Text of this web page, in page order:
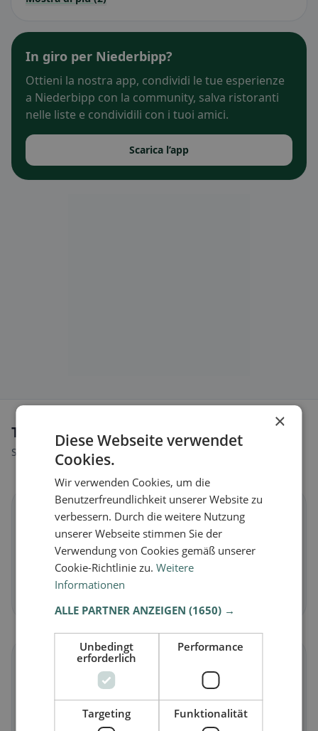
In giro per Niederbipp?
Ottieni la nostra app, condividi le tue esperienze
a Niederbipp con la community, salva ristoranti
nelle liste e condividili con i tuoi amici.
Scarica l’app
Tipi di alimentazione a Niederbipp
Scopri ristoranti adatti al tuo stile alimentare.
🌱
Veganoin Niederbipp
Piatti vegetali e cucina vegana
Vegetarianoin Niederbipp
Piatti senza carne e classici vegetariani
×
Diese Webseite verwendet
Cookies.
Wir verwenden Cookies, um die
Benutzerfreundlichkeit unserer Website zu
verbessern. Durch die weitere Nutzung
unserer Webseite stimmen Sie der
Verwendung von Cookies gemäß unserer
Cookie-Richtlinie zu.Weitere
Informationen
ALLE PARTNER ANZEIGEN(1650) →
Unbedingt
erforderlich
Performance
Targeting Funktionalität